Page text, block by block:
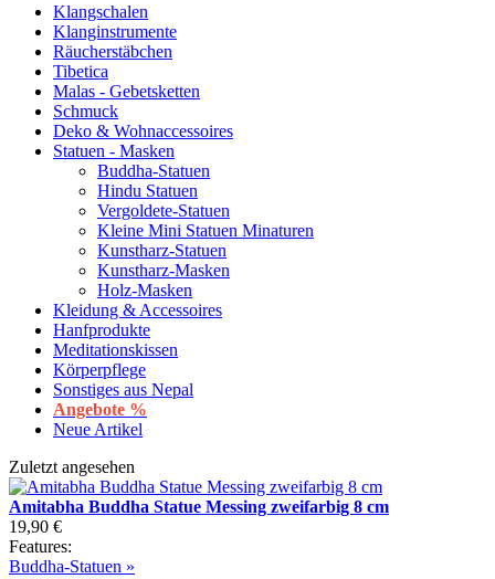
Klangschalen
Klanginstrumente
Räucherstäbchen
Tibetica
Malas - Gebetsketten
Schmuck
Deko & Wohnaccessoires
Statuen - Masken
Buddha-Statuen
Hindu Statuen
Vergoldete-Statuen
Kleine Mini Statuen Minaturen
Kunstharz-Statuen
Kunstharz-Masken
Holz-Masken
Kleidung & Accessoires
Hanfprodukte
Meditationskissen
Körperpflege
Sonstiges aus Nepal
Angebote %
Neue Artikel
Zuletzt angesehen
Amitabha Buddha Statue Messing zweifarbig 8 cm
19,90 €
Features:
Buddha-Statuen »